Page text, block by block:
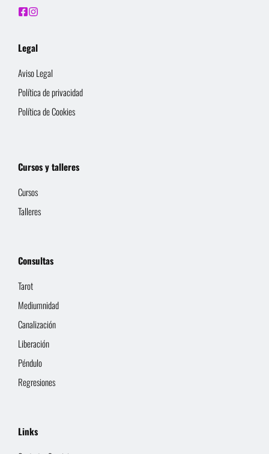
Legal
Aviso Legal
Política de privacidad
Política de Cookies
Cursos y talleres
Cursos
Talleres
Consultas
Tarot
Mediumnidad
Canalización
Liberación
Péndulo
Regresiones
Links